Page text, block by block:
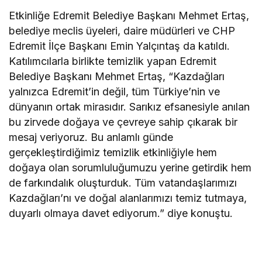
Etkinliğe Edremit Belediye Başkanı Mehmet Ertaş,
belediye meclis üyeleri, daire müdürleri ve CHP
Edremit İlçe Başkanı Emin Yalçıntaş da katıldı.
Katılımcılarla birlikte temizlik yapan Edremit
Belediye Başkanı Mehmet Ertaş, “Kazdağları
yalnızca Edremit’in değil, tüm Türkiye’nin ve
dünyanın ortak mirasıdır. Sarıkız efsanesiyle anılan
bu zirvede doğaya ve çevreye sahip çıkarak bir
mesaj veriyoruz. Bu anlamlı günde
gerçekleştirdiğimiz temizlik etkinliğiyle hem
doğaya olan sorumluluğumuzu yerine getirdik hem
de farkındalık oluşturduk. Tüm vatandaşlarımızı
Kazdağları’nı ve doğal alanlarımızı temiz tutmaya,
duyarlı olmaya davet ediyorum.” diye konuştu.